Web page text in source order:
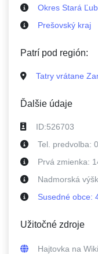
Okres Stará
Prešovský kraj
Patrí pod región:
Tatry vrátane
Ďalšie údaje
ID:526703
Tel. predvolba:
Prvá zmienka:
Nadmorská
Susedné obce:
Užitočné zdroje
Hajtovka na